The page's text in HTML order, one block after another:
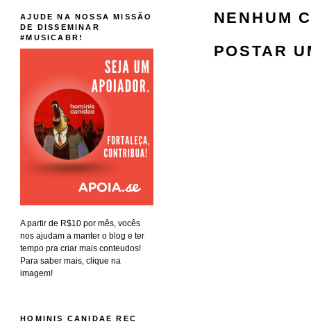
NENHUM
POSTAR
AJUDE NA NOSSA MISSÃO
DE DISSEMINAR
#MUSICABR!
A partir de R$10 por mês, vocês
nos ajudam a manter o blog e ter
tempo pra criar mais conteudos!
Para saber mais, clique na
imagem!
HOMINIS CANIDAE REC